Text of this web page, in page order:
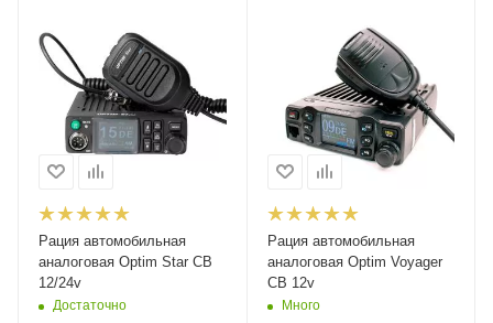
Рация автомобильная
аналоговая Optim Star CB
12/24v
Достаточно
Рация автомобильная
аналоговая Optim Voyager
CB 12v
Много